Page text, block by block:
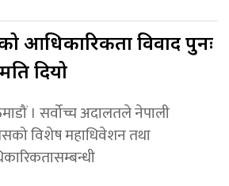
आधिकारिकता विवाद पुनः
दियो
। सर्वोच्च अदालतले नेपाली
विशेष महाधिवेशन तथा